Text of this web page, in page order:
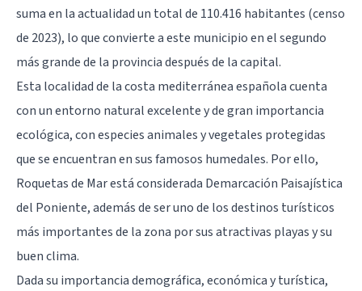
suma en la actualidad un total de 110.416 habitantes (censo
de 2023), lo que convierte a este municipio en el segundo
más grande de la provincia después de la capital.
Esta localidad de la costa mediterránea española cuenta
con un entorno natural excelente y de gran importancia
ecológica, con especies animales y vegetales protegidas
que se encuentran en sus famosos humedales. Por ello,
Roquetas de Mar está considerada Demarcación Paisajística
del Poniente, además de ser uno de los destinos turísticos
más importantes de la zona por sus atractivas playas y su
buen clima.
Dada su importancia demográfica, económica y turística,